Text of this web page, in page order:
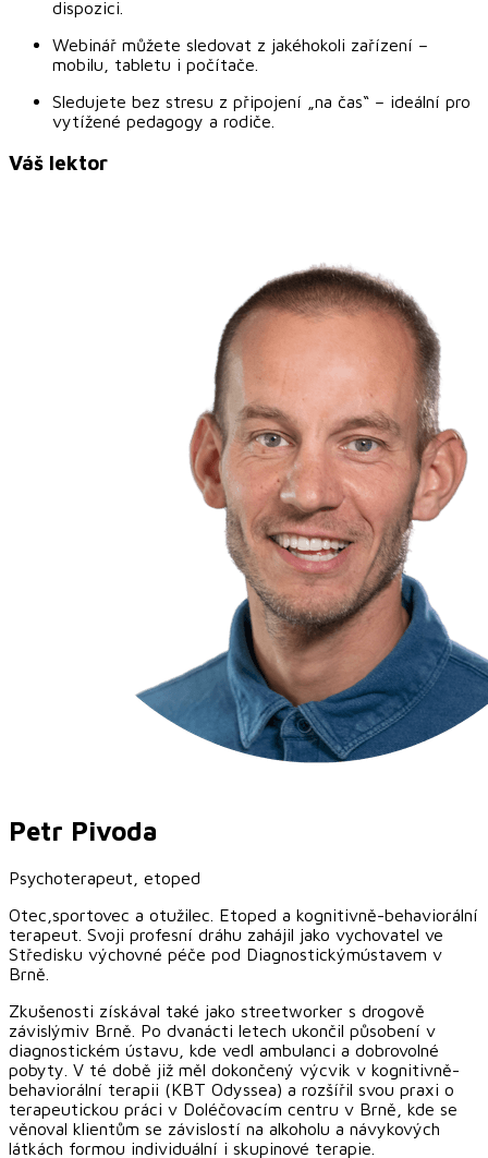
dispozici.
Webinář můžete sledovat z jakéhokoli zařízení –
mobilu, tabletu i počítače.
Sledujete bez stresu z připojení „na čas“ – ideální pro
vytížené pedagogy a rodiče.
Váš lektor
Petr Pivoda
Psychoterapeut, etoped
Otec,sportovec a otužilec. Etoped a kognitivně-behaviorální
terapeut. Svoji profesní dráhu zahájil jako vychovatel ve
Středisku výchovné péče pod Diagnostickýmústavem v
Brně.
Zkušenosti získával také jako streetworker s drogově
závislýmiv Brně. Po dvanácti letech ukončil působení v
diagnostickém ústavu, kde vedl ambulanci a dobrovolné
pobyty. V té době již měl dokončený výcvik v kognitivně-
behaviorální terapii (KBT Odyssea) a rozšířil svou praxi o
terapeutickou práci v Doléčovacím centru v Brně, kde se
věnoval klientům se závislostí na alkoholu a návykových
látkách formou individuální i skupinové terapie.